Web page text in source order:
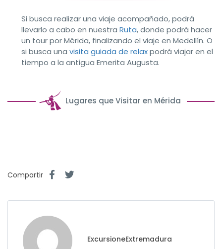
Si busca realizar una viaje acompañado, podrá
llevarlo a cabo en nuestra Ruta, donde podrá hacer
un tour por Mérida, finalizando el viaje en Medellín. O
si busca una visita guiada de relaxpodrá viajar en el
tiempo a la antigua Emerita Augusta.
Lugares que Visitar en Mérida
Compartir
ExcursioneExtremadura